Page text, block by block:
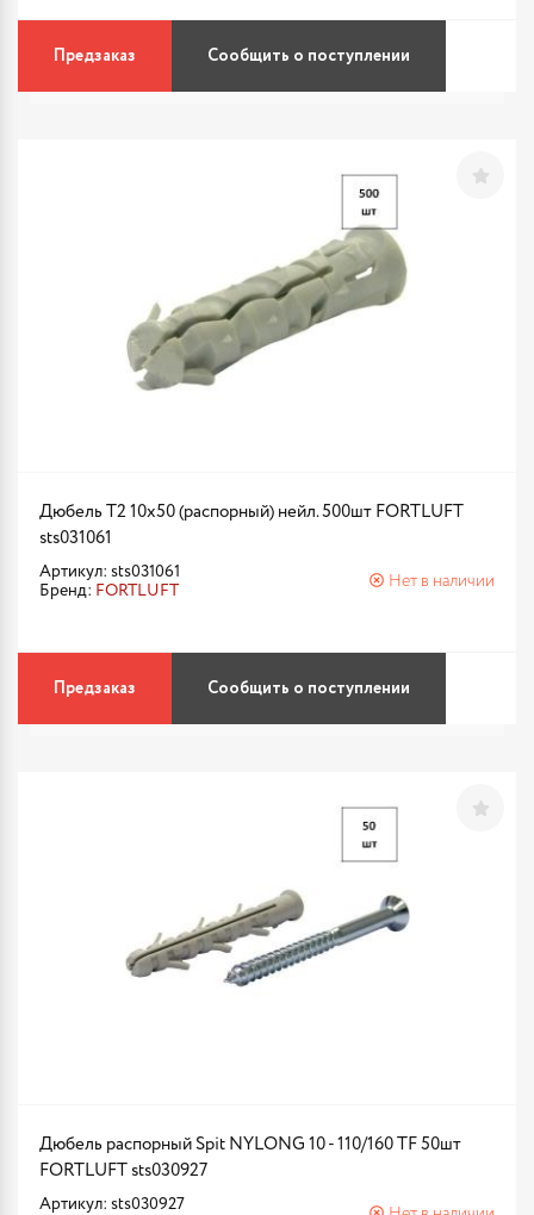
Предзаказ Сообщить о поступлении
Дюбель T2 10х50 (распорный) нейл. 500шт FORTLUFT
sts031061
Артикул: sts031061
Бренд: FORTLUFT
Нет в наличии
Предзаказ Сообщить о поступлении
Дюбель распорный Spit NYLONG 10 - 110/160 TF 50шт
FORTLUFT sts030927
Артикул: sts030927